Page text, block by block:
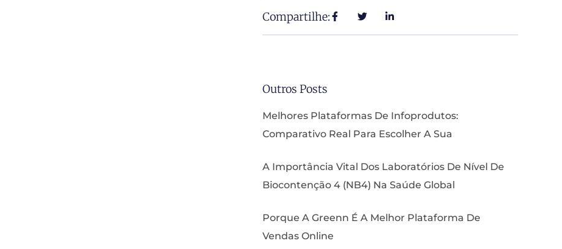
Compartilhe:
Outros Posts
Melhores Plataformas De Infoprodutos:
Comparativo Real Para Escolher A Sua
A Importância Vital Dos Laboratórios De Nível De
Biocontenção 4 (NB4) Na Saúde Global
Porque A Greenn É A Melhor Plataforma De
Vendas Online